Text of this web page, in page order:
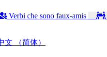
Verbi che sono faux-amis
文 （简体）